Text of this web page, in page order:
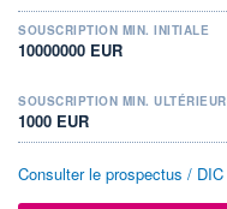
SOUSCRIPTION MIN. INITIALE
10000000 EUR
SOUSCRIPTION MIN.
1000 EUR
Consulter le prospectus / DIC